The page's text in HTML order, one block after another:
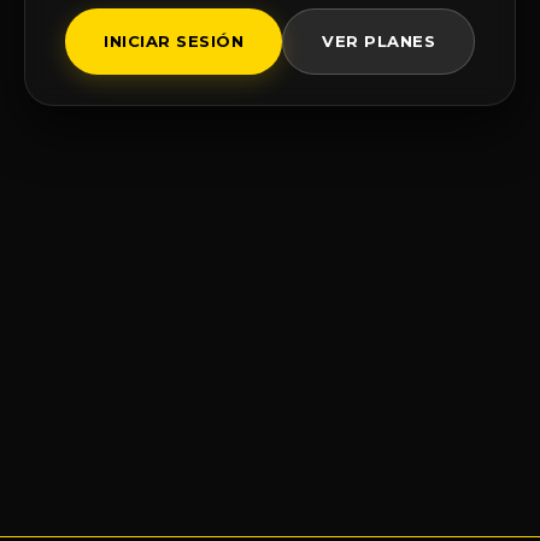
INICIAR SESIÓN VER PLANES